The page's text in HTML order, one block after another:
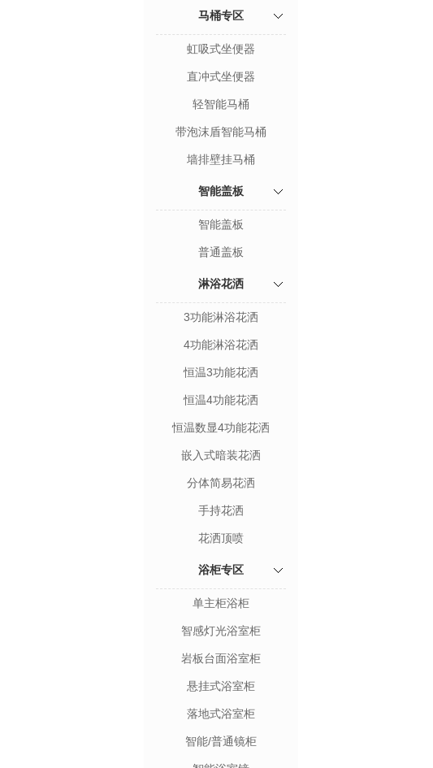
马桶专区
虹吸式坐便器
直冲式坐便器
轻智能马桶
带泡沫盾智能马桶
墙排壁挂马桶
智能盖板
智能盖板
普通盖板
淋浴花洒
3功能淋浴花洒
4功能淋浴花洒
恒温3功能花洒
恒温4功能花洒
恒温数显4功能花洒
嵌入式暗装花洒
分体简易花洒
手持花洒
花洒顶喷
浴柜专区
单主柜浴柜
智感灯光浴室柜
岩板台面浴室柜
悬挂式浴室柜
落地式浴室柜
智能/普通镜柜